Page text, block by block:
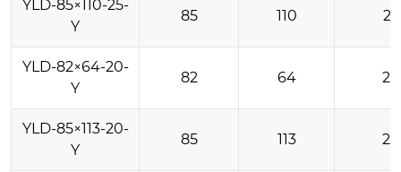
YLD-85×110-25-
Y
85 110 25
YLD-82×64-20-
Y
82 64 20
YLD-85×113-20-
Y
85 113 20